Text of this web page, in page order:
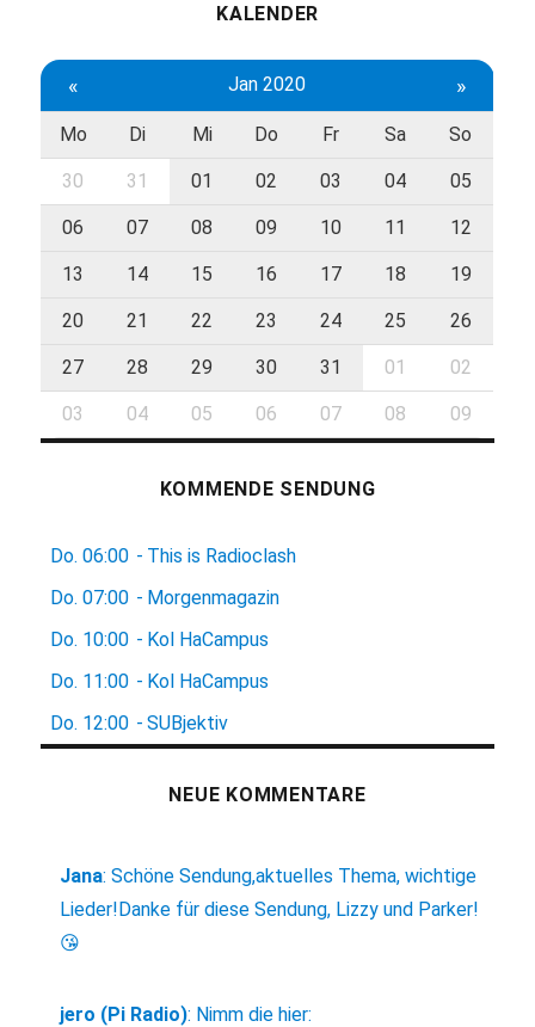
KALENDER
« Jan 2020 »
Mo Di Mi Do Fr Sa So
30 31 01 02 03 04 05
06 07 08 09 10 11 12
13 14 15 16 17 18 19
20 21 22 23 24 25 26
27 28 29 30 31 01 02
03 04 05 06 07 08 09
KOMMENDE SENDUNG
Do. 06:00 - This is Radioclash
Do. 07:00 - Morgenmagazin
Do. 10:00 - Kol HaCampus
Do. 11:00 - Kol HaCampus
Do. 12:00 - SUBjektiv
NEUE KOMMENTARE
Jana:Schöne Sendung,aktuelles Thema, wichtige
Lieder!Danke für diese Sendung, Lizzy und Parker!
😘
jero (Pi Radio): Nimm die hier: